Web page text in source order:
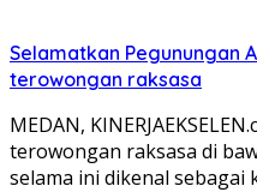
Selamatkan Pegunungan
terowongan raksasa
MEDAN,
terowongan raksasa di
selama ini dikenal sebagai